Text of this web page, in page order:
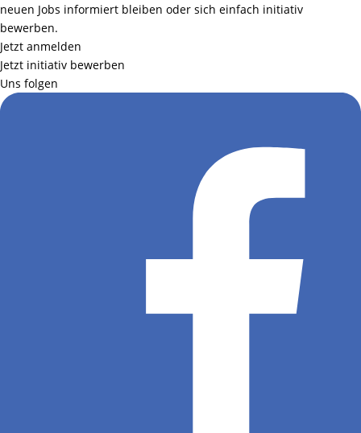
neuen Jobs informiert bleiben oder sich einfach initiativ
bewerben.
Jetzt anmelden
Jetzt initiativ bewerben
Uns folgen